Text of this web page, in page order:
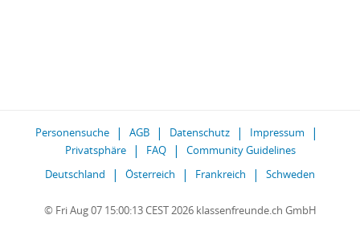
Personensuche AGB Datenschutz
Impressum
Privatsphäre
FAQ
Community Guidelines
Deutschland
Österreich Frankreich Schweden
© Fri Aug 07 15:00:13 CEST 2026 klassenfreunde.ch GmbH